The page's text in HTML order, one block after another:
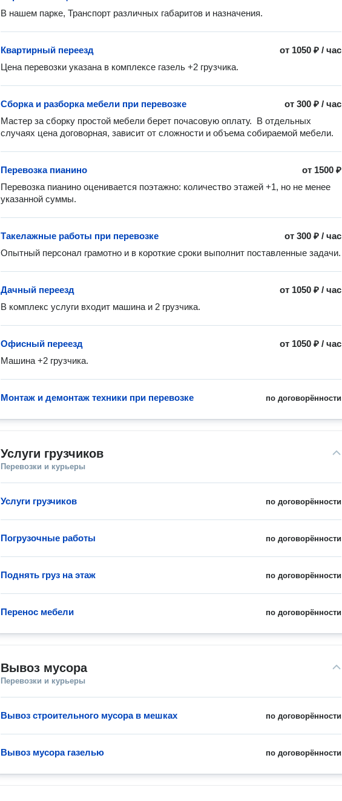
В нашем парке, Транспорт различных габаритов и назначения.
от 1050 ₽ /час
Квартирный переезд
Цена перевозки указана в комплексе газель +2 грузчика.
от300 ₽ /час
Сборка и разборка мебели при перевозке
Мастер за сборку простой мебели берет почасовую оплату.  В отдельных
случаях цена договорная, зависит от сложности и объема собираемой мебели.
от 1500 ₽
Перевозка пианино
Перевозка пианино оценивается поэтажно: количество этажей +1, но не менее
указанной суммы.
от300 ₽ /час
Такелажные работы при перевозке
от 1050 ₽ /час
Дачный переезд
В комплекс услуги входит машина и 2 грузчика.
от 1050 ₽ /час
Офисный переезд
Машина +2 грузчика.
по договорённости
Монтаж и демонтаж техники при перевозке
Услуги грузчиков
Перевозки и курьеры
по договорённости
Услуги грузчиков
по договорённости
Погрузочные работы
по договорённости
Поднять груз на этаж
по договорённости
Перенос мебели
Вывоз мусора
Перевозки и курьеры
по договорённости
Вывоз строительного мусора в мешках
по договорённости
Вывоз мусора газелью